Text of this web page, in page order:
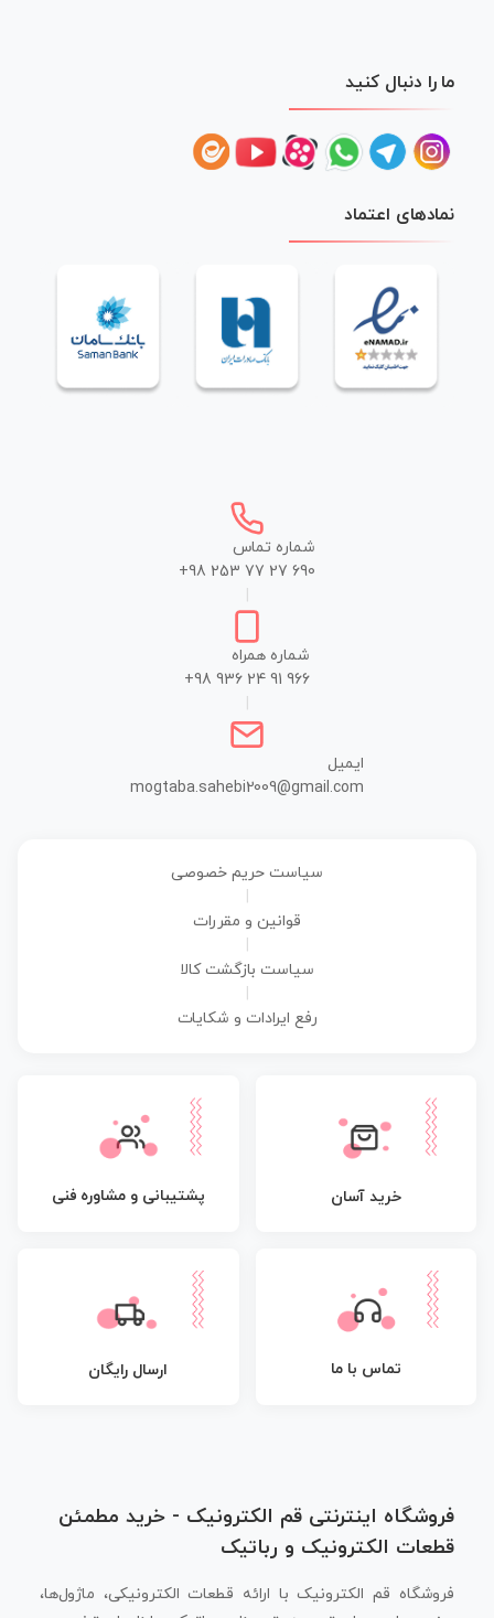
ما را دنبال کنید
نمادهای اعتماد
شماره تماس
+98 253 77 27 690
شماره همراه
+98 936 24 91 966
ایمیل
mogtaba.sahebi2009@gmail.com
سیاست حریم خصوصی
قوانین و مقررات
سیاست بازگشت کالا
رفع ایرادات و شکایات
خرید آسان پشتیبانی و مشاوره فنی
تماس با ما ارسال رایگان
فروشگاه اینترنتی قم الکترونیک - خرید مطمئن
قطعات الکترونیک و رباتیک
فروشگاه قم الکترونیک با ارائه قطعات الکترونیکی، ماژول‌ها،